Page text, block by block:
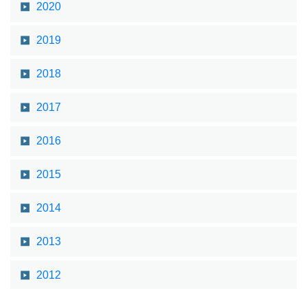
2020
2019
2018
2017
2016
2015
2014
2013
2012